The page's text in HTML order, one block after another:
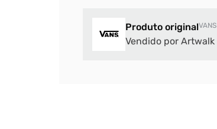
Produto originalVANS
Vendido por Artwalk